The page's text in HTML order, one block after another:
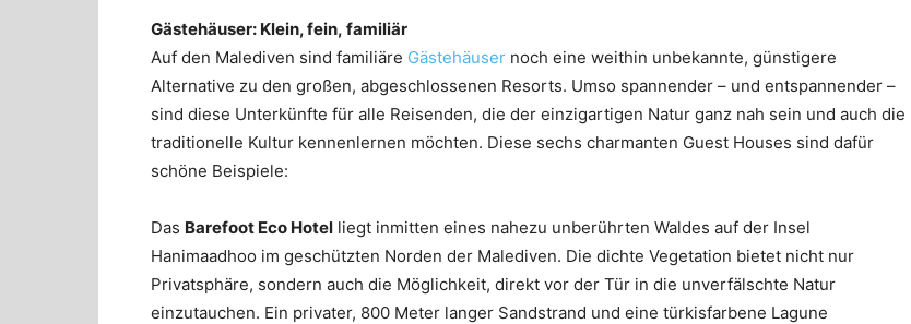
Gästehäuser: Klein, fein, familiär
Auf den Malediven sind familiäre Gästehäuser noch eine weithin unbekannte, günstigere
Alternative zu den großen, abgeschlossenen Resorts. Umso spannender – und entspannender –
sind diese Unterkünfte für alle Reisenden, die der einzigartigen Natur ganz nah sein und auch die
traditionelle Kultur kennenlernen möchten. Diese sechs charmanten Guest Houses sind dafür
schöne Beispiele:
Das Barefoot Eco Hotel liegt inmitten eines nahezu unberührten Waldes auf der Insel
Hanimaadhoo im geschützten Norden der Malediven. Die dichte Vegetation bietet nicht nur
Privatsphäre, sondern auch die Möglichkeit, direkt vor der Tür in die unverfälschte Natur
einzutauchen. Ein privater, 800 Meter langer Sandstrand und eine türkisfarbene Lagune